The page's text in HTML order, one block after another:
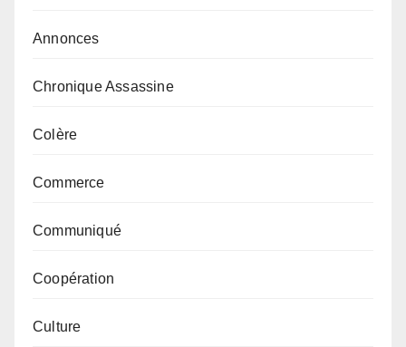
Annonces
Chronique Assassine
Colère
Commerce
Communiqué
Coopération
Culture